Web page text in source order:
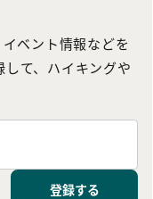
ベント情報などを
て、ハイキングや
登録する